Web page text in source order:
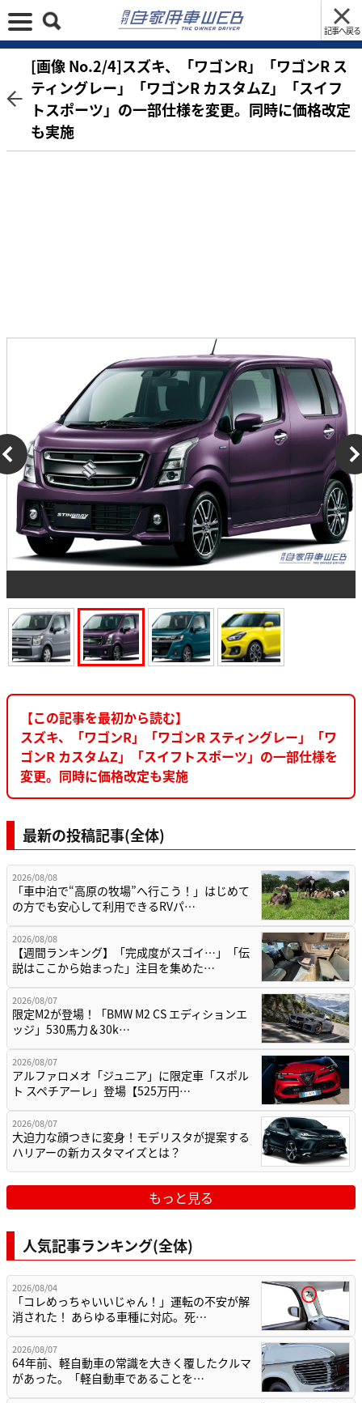
記事へ戻る
[画像 No.2/4]スズキ、「ワゴンR」「ワゴンR ス
ティングレー」「ワゴンR カスタムZ」「スイフ
トスポーツ」の一部仕様を変更。同時に価格改定
も実施
【この記事を最初から読む】
スズキ、「ワゴンR」「ワゴンR スティングレー」「ワ
ゴンR カスタムZ」「スイフトスポーツ」の一部仕様を
変更。同時に価格改定も実施
最新の投稿記事(全体)
2026/08/08
「車中泊で“高原の牧場”へ行こう！」はじめて
の方でも安心して利用できるRVパ…
2026/08/08
【週間ランキング】「完成度がスゴイ…」「伝
説はここから始まった」注目を集めた…
2026/08/07
限定M2が登場！「BMW M2 CS エディションエ
ッジ」530馬力＆30k…
2026/08/07
アルファロメオ「ジュニア」に限定車「スポル
ト スペチアーレ」登場【525万円…
2026/08/07
大迫力な顔つきに変身！モデリスタが提案する
ハリアーの新カスタマイズとは？
もっと見る
人気記事ランキング(全体)
2026/08/04
「コレめっちゃいいじゃん！」運転の不安が解
消された！ あらゆる車種に対応。死…
2026/08/07
64年前、軽自動車の常識を大きく覆したクルマ
があった。「軽自動車であることを…